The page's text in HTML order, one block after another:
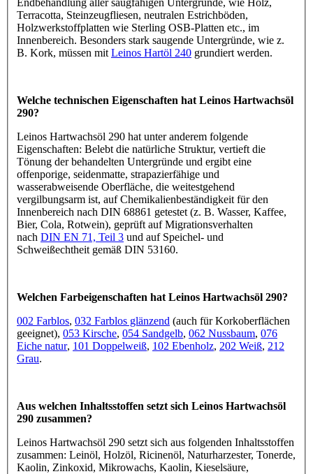
Endbehandlung aller saugfähigen Untergründe, wie Holz,
Terracotta, Steinzeugfliesen, neutralen Estrichböden,
Holzwerkstoffplatten wie Sterling OSB-Platten etc., im
Innenbereich. Besonders stark saugende Untergründe, wie z.
B. Kork, müssen mit Leinos Hartöl 240 grundiert werden.
Welche technischen Eigenschaften hat Leinos Hartwachsöl
290?
Leinos Hartwachsöl 290 hat unter anderem folgende
Eigenschaften: Belebt die natürliche Struktur, vertieft die
Tönung der behandelten Untergründe und ergibt eine
offenporige, seidenmatte, strapazierfähige und
wasserabweisende Oberfläche, die weitestgehend
vergilbungsarm ist, auf Chemikalienbeständigkeit für den
Innenbereich nach DIN 68861 getestet (z. B. Wasser, Kaffee,
Bier, Cola, Rotwein), geprüft auf Migrationsverhalten
nach DIN EN 71, Teil 3 und auf Speichel- und
Schweißechtheit gemäß DIN 53160.
Welchen Farbeigenschaften hat Leinos Hartwachsöl 290?
002 Farblos, 032 Farblos glänzend (auch für Korkoberflächen
geeignet), 053 Kirsche, 054 Sandgelb, 062 Nussbaum, 076
Eiche natur, 101 Doppelweiß, 102 Ebenholz, 202 Weiß, 212
Grau.
Aus welchen Inhaltsstoffen setzt sich Leinos Hartwachsöl
290 zusammen?
Leinos Hartwachsöl 290 setzt sich aus folgenden Inhaltsstoffen
zusammen: Leinöl, Holzöl, Ricinenöl, Naturharzester, Tonerde,
Kaolin, Zinkoxid, Mikrowachs, Kaolin, Kieselsäure,